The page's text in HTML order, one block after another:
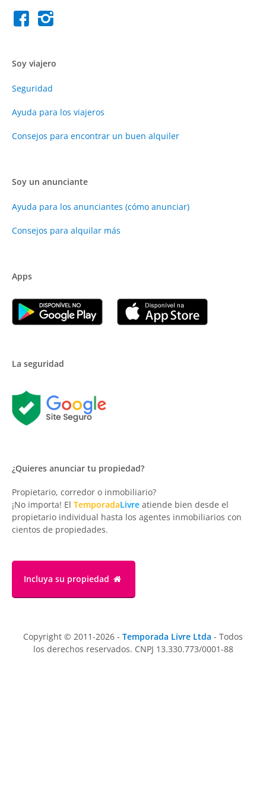
Soy viajero
Seguridad
Ayuda para los viajeros
Consejos para encontrar un buen alquiler
Soy un anunciante
Ayuda para los anunciantes (cómo anunciar)
Consejos para alquilar más
Apps
La seguridad
¿Quieres anunciar tu propiedad?
Propietario, corredor o inmobiliario?
¡No importa! El TemporadaLivre atiende bien desde el
propietario individual hasta los agentes inmobiliarios con
cientos de propiedades.
Incluya su propiedad
Copyright © 2011-2026 - Temporada Livre Ltda - Todos
los derechos reservados. CNPJ 13.330.773/0001-88